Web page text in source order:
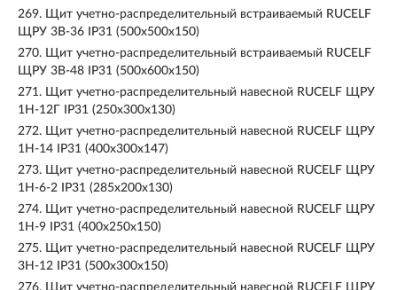
269. Щит учетно-распределительный встраиваемый RUCELF
ЩРУ 3В-36 IP31 (500х500х150)
270. Щит учетно-распределительный встраиваемый RUCELF
ЩРУ 3В-48 IP31 (500х600х150)
271. Щит учетно-распределительный навесной RUCELF ЩРУ
1Н-12Г IP31 (250х300х130)
272. Щит учетно-распределительный навесной RUCELF ЩРУ
1Н-14 IP31 (400х300х147)
273. Щит учетно-распределительный навесной RUCELF ЩРУ
1Н-6-2 IP31 (285х200х130)
274. Щит учетно-распределительный навесной RUCELF ЩРУ
1Н-9 IP31 (400х250х150)
275. Щит учетно-распределительный навесной RUCELF ЩРУ
3Н-12 IP31 (500х300х150)
276. Щит учетно-распределительный навесной RUCELF ЩРУ